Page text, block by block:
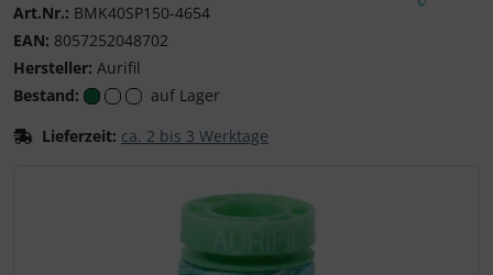
Art.Nr.: BMK40SP150-4654
EAN: 8057252048702
Hersteller: Aurifil
Bestand:
auf Lager
Lieferzeit: ca. 2 bis 3 Werktage